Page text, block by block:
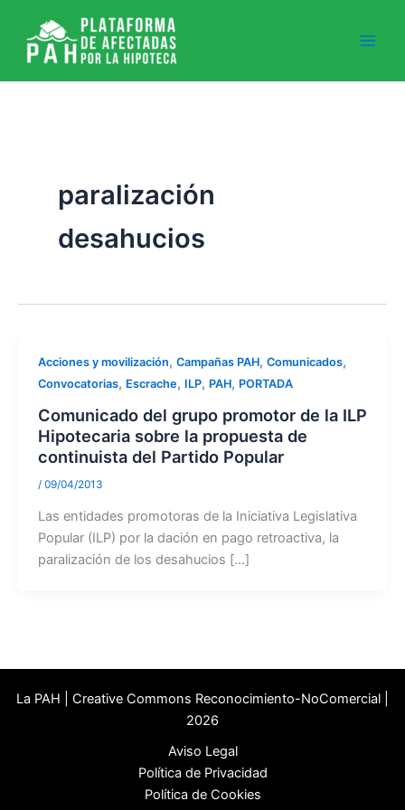
contenido
paralización
desahucios
Acciones y movilización, Campañas PAH, Comunicados,
Convocatorias, Escrache, ILP, PAH, PORTADA
Comunicado del grupo promotor de la ILP
Hipotecaria sobre la propuesta de
continuista del Partido Popular
/ 09/04/2013
Las entidades promotoras de la Iniciativa Legislativa
Popular (ILP) por la dación en pago retroactiva, la
paralización de los desahucios […]
La PAH | Creative Commons Reconocimiento-NoComercial |
2026
Aviso Legal
Política de Privacidad
Política de Cookies